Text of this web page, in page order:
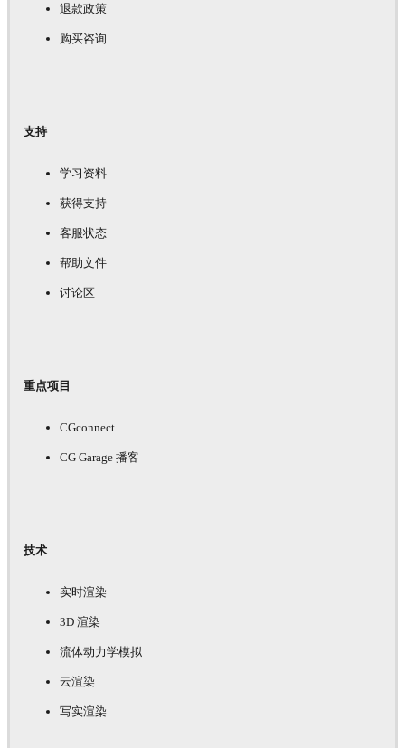
退款政策
购买咨询
支持
学习资料
获得支持
客服状态
帮助文件
讨论区
重点项目
CGconnect
CG Garage 播客
技术
实时渲染
3D 渲染
流体动力学模拟
云渲染
写实渲染